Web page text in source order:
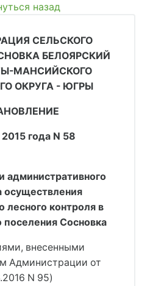
назад
СЕЛЬСКОГО
БЕЛОЯРСКИЙ
МАНСИЙСКОГО
ОКРУГА - ЮГРЫ
года N 58
административного
осуществления
лесного контроля в
поселения Сосновка
внесенными
Администрации от
N 95)